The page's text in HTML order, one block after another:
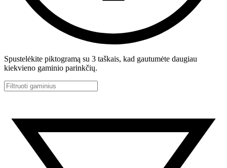
Spustelėkite piktogramą su 3 taškais, kad gautumėte daugiau
kiekvieno gaminio parinkčių.